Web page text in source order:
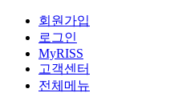
회원가입
로그인
MyRISS
고객센터
전체메뉴